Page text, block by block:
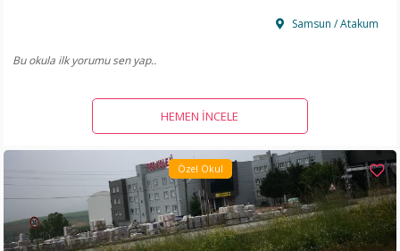
Samsun / Atakum
Bu okula ilk yorumu sen yap..
HEMEN İNCELE
Özel Okul